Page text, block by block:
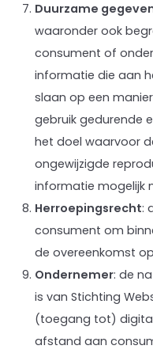
Duurzame
waaronder ook
consument of
informatie die aan
slaan op een
gebruik gedurende
het doel waarvoor
ongewijzigde
informatie mogelijk
Herroepingsrecht:
consument om
de overeenkomst
Ondernemer: de
is van Stichting
(toegang tot)
afstand aan